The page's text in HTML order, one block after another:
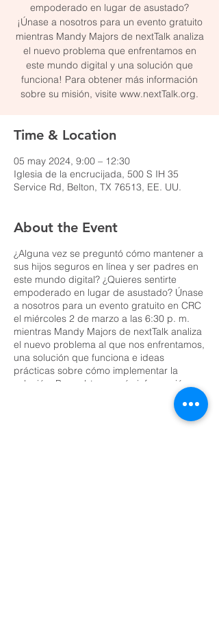
empoderado en lugar de asustado?
¡Únase a nosotros para un evento gratuito
mientras Mandy Majors de nextTalk analiza
el nuevo problema que enfrentamos en
este mundo digital y una solución que
funciona! Para obtener más información
sobre su misión, visite www.nextTalk.org.
Time & Location
05 may 2024, 9:00 – 12:30
Iglesia de la encrucijada, 500 S IH 35
Service Rd, Belton, TX 76513, EE. UU.
About the Event
¿Alguna vez se preguntó cómo mantener a
sus hijos seguros en línea y ser padres en
este mundo digital? ¿Quieres sentirte
empoderado en lugar de asustado? Únase
a nosotros para un evento gratuito en CRC
el miércoles 2 de marzo a las 6:30 p. m.
mientras Mandy Majors de nextTalk analiza
el nuevo problema al que nos enfrentamos,
una solución que funciona e ideas
prácticas sobre cómo implementar la
solución. Para obtener más información
www.nextTalk.org